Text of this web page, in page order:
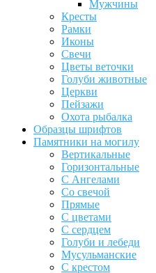
Мужчины
Кресты
Рамки
Иконы
Свечи
Цветы веточки
Голуби животные
Церкви
Пейзажи
Охота рыбалка
Образцы шрифтов
Памятники на могилу
Вертикальные
Горизонтальные
С Ангелами
Со свечой
Прямые
С цветами
С сердцем
Голуби и лебеди
Мусульманские
С крестом